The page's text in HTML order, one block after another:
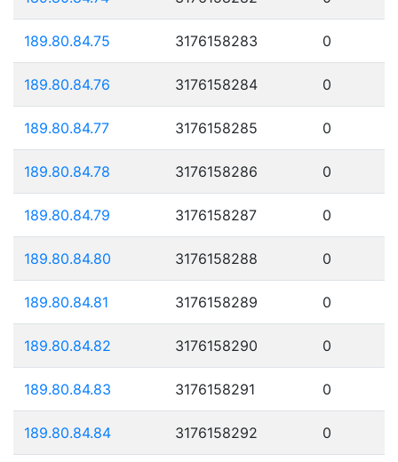
189.80.84.75 3176158283 0
189.80.84.76 3176158284 0
189.80.84.77 3176158285 0
189.80.84.78 3176158286 0
189.80.84.79 3176158287 0
189.80.84.80 3176158288 0
189.80.84.81 3176158289 0
189.80.84.82 3176158290 0
189.80.84.83 3176158291 0
189.80.84.84 3176158292 0